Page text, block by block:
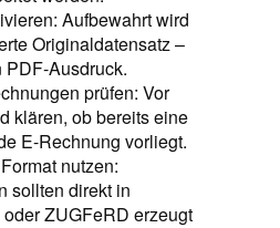
Aufbewahrt wird
Originaldatensatz –
PDF-Ausdruck.
prüfen: Vor
klären, ob bereits eine
E-Rechnung vorliegt.
nutzen:
sollten direkt in
ZUGFeRD erzeugt